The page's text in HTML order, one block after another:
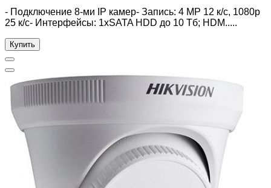
- Подключение 8-ми IP камер- Запись: 4 MP 12 к/с, 1080p
25 к/с- Интерфейсы: 1xSATA HDD до 10 Тб; HDM.....
Купить